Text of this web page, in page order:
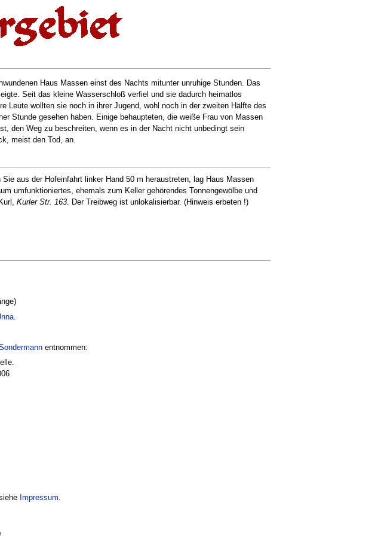
Haus Massen einst des Nachts mitunter unruhige Stunden. Das
Seit das kleine Wasserschloß verfiel und sie dadurch heimatlos
Leute wollten sie noch in ihrer Jugend, wohl noch in der zweiten Hälfte des
Stunde gesehen haben. Einige behaupteten, die weiße Frau von Massen
den Weg zu beschreiten, wenn es in der Nacht nicht unbedingt sein
meist den Tod, an.
Sie aus der Hofeinfahrt linker Hand 50 m heraustreten, lag Haus Massen
umfunktioniertes, ehemals zum Keller gehörendes Tonnengewölbe und
Kurler Str. 163. Der Treibweg ist unlokalisierbar. (Hinweis erbeten !)
.
entnommen:
Impressum